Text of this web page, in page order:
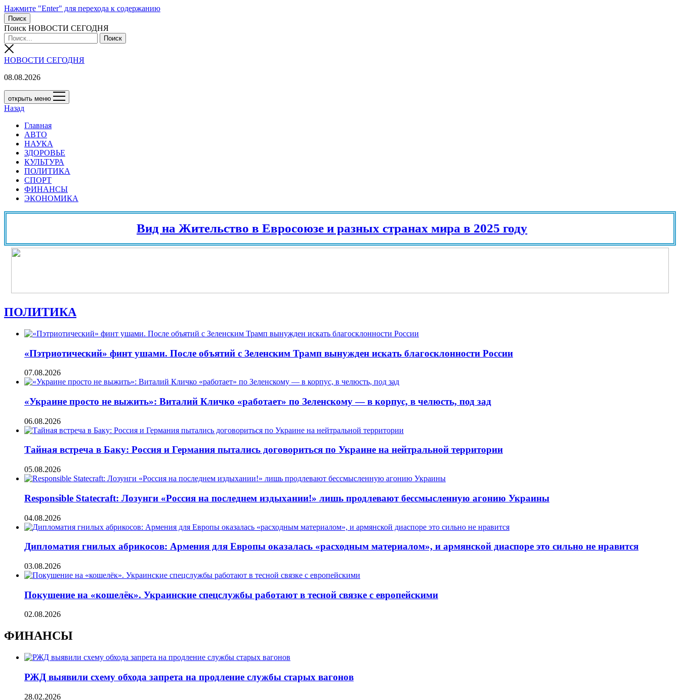
Нажмите "Enter" для перехода к содержанию
Поиск
Поиск НОВОСТИ СЕГОДНЯ
НОВОСТИ СЕГОДНЯ
08.08.2026
открыть меню
Назад
Главная
АВТО
НАУКА
ЗДОРОВЬЕ
КУЛЬТУРА
ПОЛИТИКА
СПОРТ
ФИНАНСЫ
ЭКОНОМИКА
Вид на Жительство в Евросоюзе и разных странах мира в 2025 году
ПОЛИТИКА
«Пэтриотический» финт ушами. После объятий с Зеленским Трамп вынужден искать благосклонности России
07.08.2026
«Украине просто не выжить»: Виталий Кличко «работает» по Зеленскому — в корпус, в челюсть, под зад
06.08.2026
Тайная встреча в Баку: Россия и Германия пытались договориться по Украине на нейтральной территории
05.08.2026
Responsible Statecraft: Лозунги «Россия на последнем издыхании!» лишь продлевают бессмысленную агонию Украины
04.08.2026
Дипломатия гнилых абрикосов: Армения для Европы оказалась «расходным материалом», и армянской диаспоре это сильно не нравится
03.08.2026
Покушение на «кошелёк». Украинские спецслужбы работают в тесной связке с европейскими
02.08.2026
ФИНАНСЫ
РЖД выявили схему обхода запрета на продление службы старых вагонов
28.02.2026